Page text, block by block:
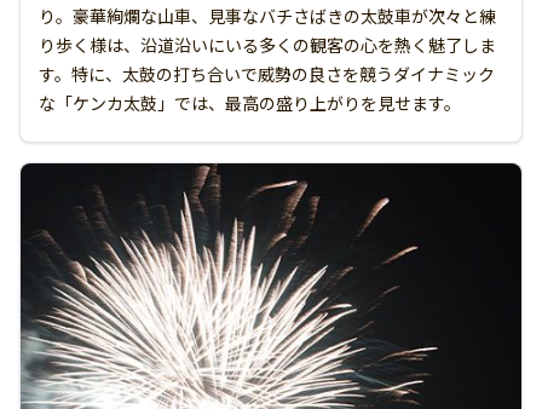
り。豪華絢爛な山車、見事なバチさばきの太鼓車が次々と練
り歩く様は、沿道沿いにいる多くの観客の心を熱く魅了しま
す。特に、太鼓の打ち合いで威勢の良さを競うダイナミック
な「ケンカ太鼓」では、最高の盛り上がりを見せます。